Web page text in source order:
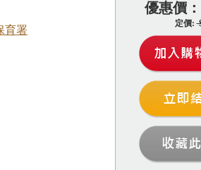
育署
優惠價：
定價: